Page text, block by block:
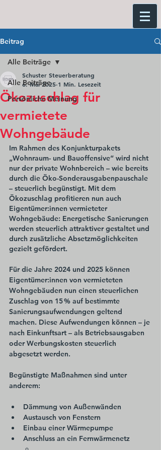
Beitrag
Alle Beiträge
Persönliche Meinung
Alle Beiträge
Ökozuschlag für
vermietete
Wohngebäude
Schuster Steuerberatung
6. Mai 2025 1 Min. Lesezeit
Im Rahmen des Konjunkturpakets
„Wohnraum- und Bauoffensive“ wird nicht
nur der private Wohnbereich – wie bereits
durch die Öko-Sonderausgabenpauschale
– steuerlich begünstigt. Mit dem
Ökozuschlag profitieren nun auch
Eigentümer:innen vermieteter
Wohngebäude: Energetische Sanierungen
werden steuerlich attraktiver gestaltet und
durch zusätzliche Absetzmöglichkeiten
gezielt gefördert.
Für die Jahre 2024 und 2025 können
Eigentümer:innen von vermieteten
Wohngebäuden nun einen steuerlichen
Zuschlag von 15 % auf bestimmte
Sanierungsaufwendungen geltend
machen. Diese Aufwendungen können – je
nach Einkunftsart – als Betriebsausgaben
oder Werbungskosten steuerlich
abgesetzt werden.
Begünstigte Maßnahmen sind unter
anderem:
Dämmung von Außenwänden
Austausch von Fenstern
Einbau einer Wärmepumpe
Anschluss an ein Fernwärmenetz